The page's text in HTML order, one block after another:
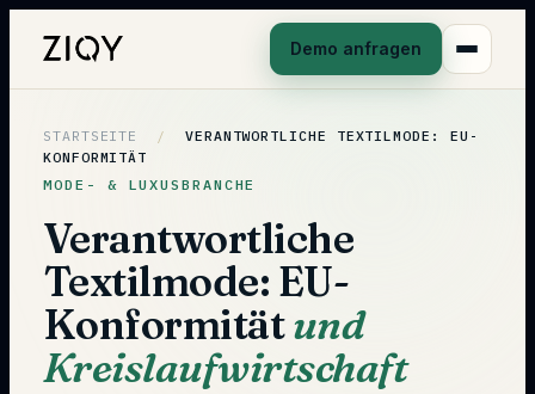
Demo anfragen
STARTSEITE /
VERANTWORTLICHE TEXTILMODE: EU-
KONFORMITÄT
MODE- & LUXUSBRANCHE
Verantwortliche
Textilmode: EU-
Konformitätund
Kreislaufwirtschaft